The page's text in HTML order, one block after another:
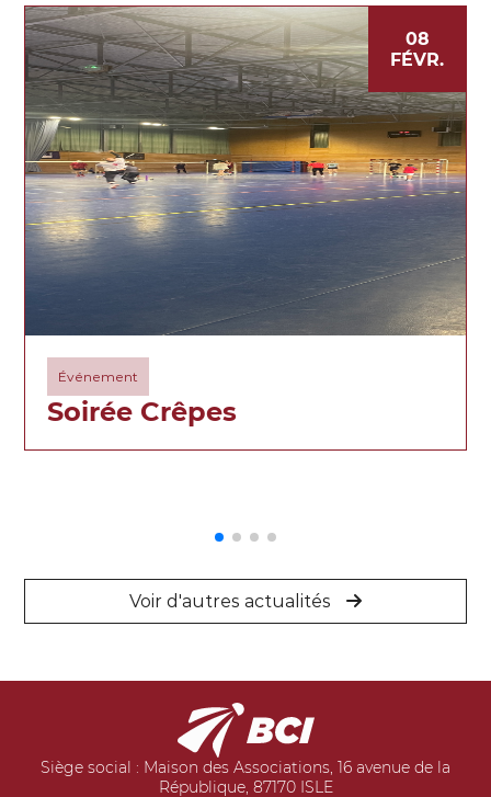
08
FÉVR.
Événement
Soirée Crêpes
Voir d'autres actualités
Siège social : Maison des Associations, 16 avenue de la
République, 87170 ISLE